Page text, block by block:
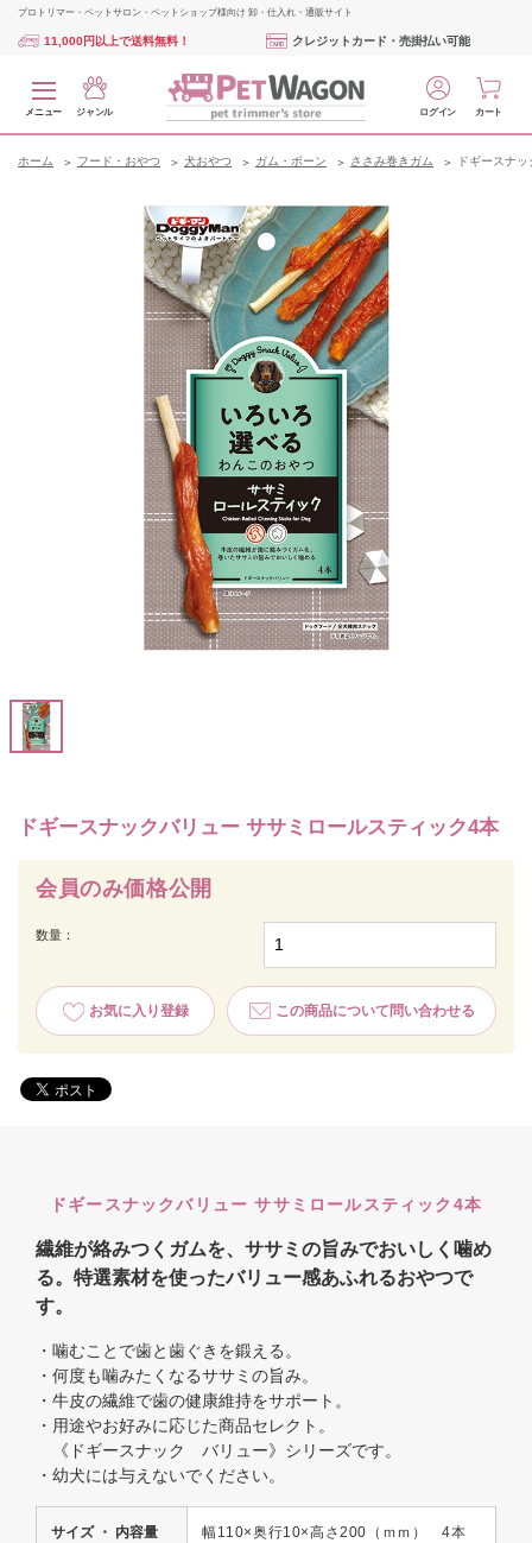
プロトリマー・ペットサロン・ペットショップ様向け 卸・仕入れ・通販サイト
11,000円以上で送料無料！ クレジットカード・売掛払い可能
メニュー ジャンル ログイン カート
ホーム フード・おやつ 犬おやつ ガム・ボーン ささみ巻きガム ドギースナ
ドギースナックバリュー ササミロールスティック4本
会員のみ価格公開
数量：
お気に入り登録 この商品について問い合わせる
ドギースナックバリュー ササミロールスティック4本
繊維が絡みつくガムを、ササミの旨みでおいしく噛め
る。特選素材を使ったバリュー感あふれるおやつで
す。
・噛むことで歯と歯ぐきを鍛える。
・何度も噛みたくなるササミの旨み。
・牛皮の繊維で歯の健康維持をサポート。
・用途やお好みに応じた商品セレクト。
《ドギースナック バリュー》シリーズです。
・幼犬には与えないでください。
サイズ ・ 内容量 幅110×奥行10×高さ200（ｍｍ） 4本